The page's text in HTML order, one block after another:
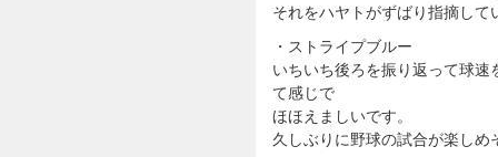
それをハヤトがずばり指摘して
・ストライプブルー
いちいち後ろを振り返って球
て感じで
ほほえましいです。
久しぶりに野球の試合が楽し